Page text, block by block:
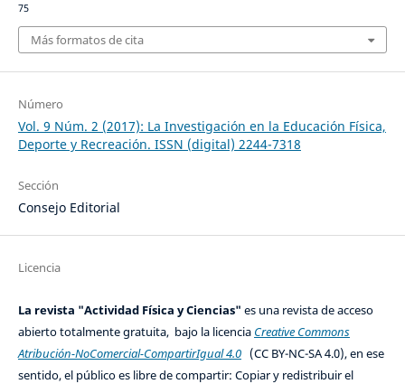
75
Más formatos de cita
Número
Vol. 9 Núm. 2 (2017): La Investigación en la Educación Física,
Deporte y Recreación. ISSN (digital) 2244-7318
Sección
Consejo Editorial
Licencia
La revista "Actividad Física y Ciencias" es una revista de acceso
abierto totalmente gratuita, bajo la licencia Creative Commons
Atribución-NoComercial-CompartirIgual 4.0(CC BY-NC-SA 4.0), en ese
sentido, el público es libre de compartir: Copiar y redistribuir el